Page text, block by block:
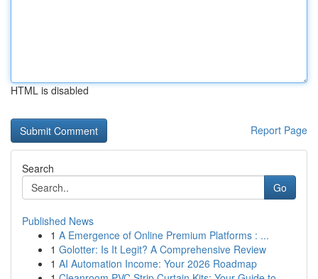
HTML is disabled
Report Page
Search
Go
Published News
1 A Emergence of Online Premium Platforms : ...
1 Golotter: Is It Legit? A Comprehensive Review
1 AI Automation Income: Your 2026 Roadmap